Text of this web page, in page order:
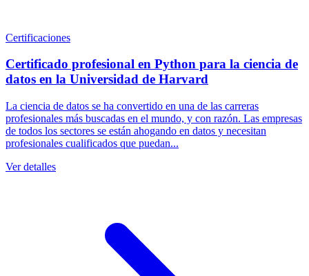
Certificaciones
Certificado profesional en Python para la ciencia de
datos en la Universidad de Harvard
La ciencia de datos se ha convertido en una de las carreras
profesionales más buscadas en el mundo, y con razón. Las empresas
de todos los sectores se están ahogando en datos y necesitan
profesionales cualificados que puedan...
Ver detalles